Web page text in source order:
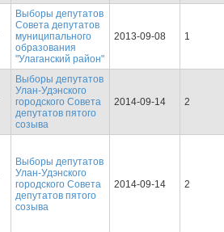
Выборы депутатов
Совета депутатов
муниципального
образования
"Улаганский район"
2013-09-08 1
Выборы депутатов
Улан-Удэнского
городского Совета
депутатов пятого
созыва
2014-09-14 2
Выборы депутатов
Улан-Удэнского
городского Совета
депутатов пятого
созыва
2014-09-14 2